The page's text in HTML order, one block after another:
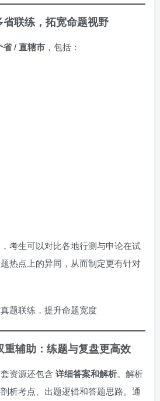
联练，拓宽命题视野
省 / 直辖市 ，包括：
考生可以对比各地行测与申论在试
热点上的异同，从而制定更有针对
真题联练，提升命题宽度
辅助：练题与复盘更高效
资源还包含 详细答案和解析。解析
析考点、出题逻辑和答题思路。通